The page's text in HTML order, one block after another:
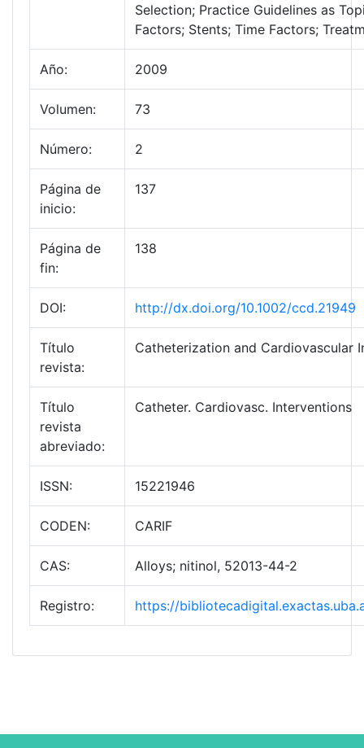
Selection; Practice Guidelines as
Factors; Stents; Time Factors;
Año: 2009
Volumen: 73
Número: 2
Página de
inicio:
137
Página de
fin:
138
DOI: http://dx.doi.org/10.1002/ccd.21949
Título
revista:
Catheterization and Cardiovascular
Título
revista
abreviado:
Catheter. Cardiovasc. Interventions
ISSN: 15221946
CODEN: CARIF
CAS: Alloys; nitinol, 52013-44-2
Registro: https://